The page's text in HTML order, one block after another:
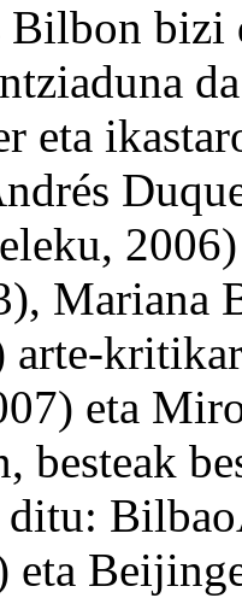
bizi
eta
Mariana
eta
besteak
ditu:
eta